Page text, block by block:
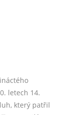
letech 14.
který patřil